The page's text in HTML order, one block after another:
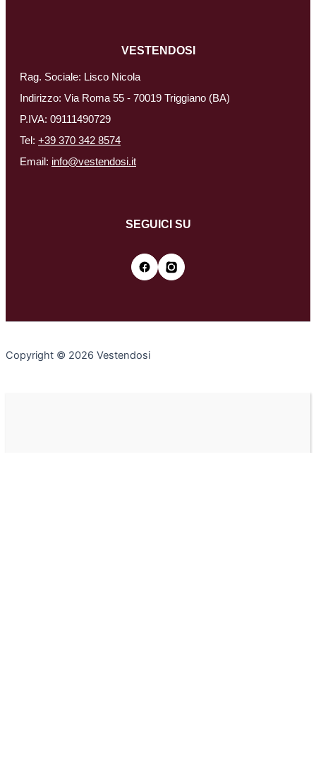
VESTENDOSI
Rag. Sociale: Lisco Nicola
Indirizzo: Via Roma 55 - 70019 Triggiano (BA)
P.IVA: 09111490729
Tel: +39 370 342 8574
Email: info@vestendosi.it
SEGUICI SU
Copyright © 2026 Vestendosi